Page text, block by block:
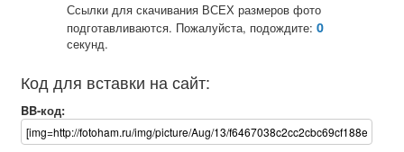
Ссылки для скачивания ВСЕХ размеров фото
подготавливаются. Пожалуйста, подождите: 0
секунд.
Код для вставки на сайт:
BB-код: